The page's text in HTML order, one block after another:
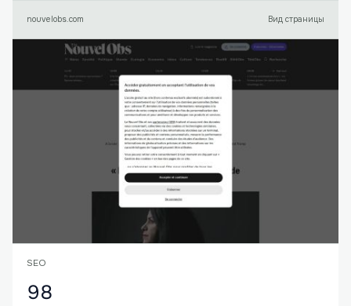
nouvelobs.com Вид страницы
SEO
98